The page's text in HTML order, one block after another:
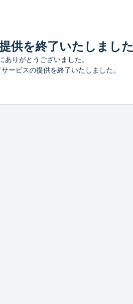
供を終了いたしました
りがとうございました。
ービスの提供を終了いたしました。